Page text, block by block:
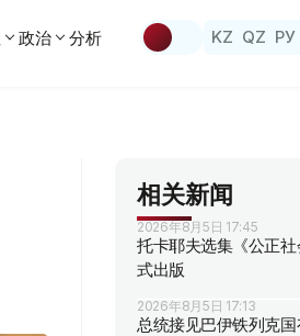
政治 分析 KZ QZ РУ
相关新闻
2026年8月5日 17:45
托卡耶夫选集《公正
式出版
2026年8月5日 17:13
总统接见巴伊铁列克